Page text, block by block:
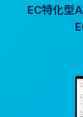
EC特化型